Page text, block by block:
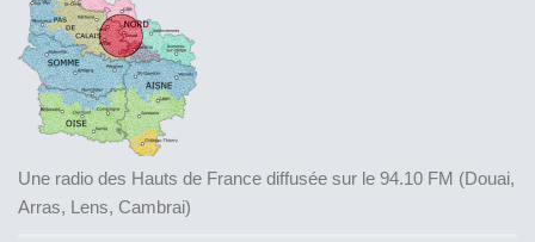
Une radio des Hauts de France diffusée sur le 94.10 FM (Douai,
Arras, Lens, Cambrai)